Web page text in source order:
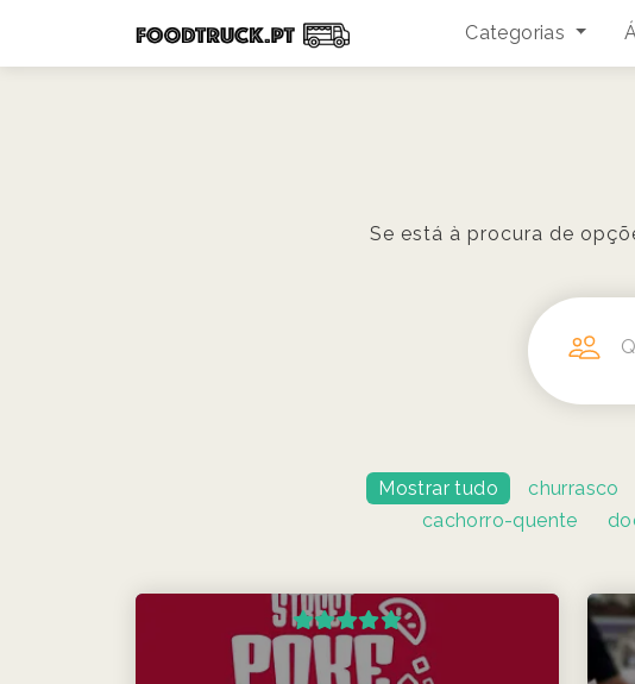
Categorias
Se está à procura de
Mostrar tudo
churrasco
cachorro-quente